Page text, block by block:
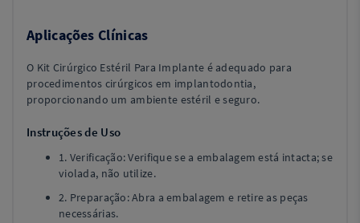
Aplicações Clínicas
O Kit Cirúrgico Estéril Para Implante é adequado para
procedimentos cirúrgicos em implantodontia,
proporcionando um ambiente estéril e seguro.
Instruções de Uso
1. Verificação: Verifique se a embalagem está intacta; se
violada, não utilize.
2. Preparação: Abra a embalagem e retire as peças
necessárias.